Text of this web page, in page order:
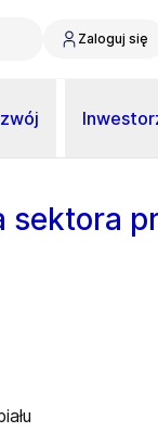
Zaloguj się
sektora